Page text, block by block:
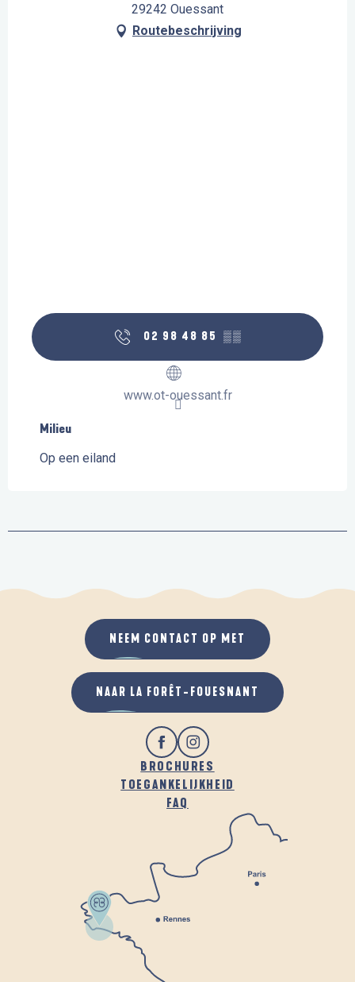
29242 Ouessant
Routebeschrijving
02 98 48 85 ▒▒
www.ot-ouessant.fr
Milieu
Milieu
Op een eiland
BROCHURES
TOEGANKELIJKHEID
FAQ
NEEM CONTACT OP MET
NAAR LA FORÊT-FOUESNANT